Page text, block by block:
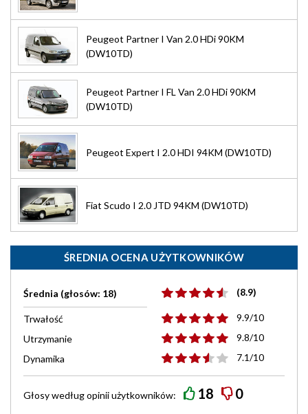
Peugeot Partner I Van 2.0 HDi 90KM
(DW10TD)
Peugeot Partner I FL Van 2.0 HDi 90KM
(DW10TD)
Peugeot Expert I 2.0 HDI 94KM (DW10TD)
Fiat Scudo I 2.0 JTD 94KM (DW10TD)
ŚREDNIA OCENA UŻYTKOWNIKÓW
Średnia (głosów: 18) (8.9)
Trwałość
9.9/10
Utrzymanie
9.8/10
Dynamika
7.1/10
Głosy wedługopiniiużytkowników: 18 0